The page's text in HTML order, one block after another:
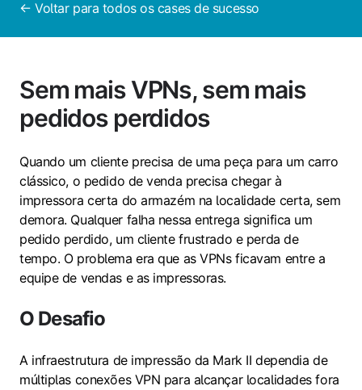
← Voltar para todos os cases de sucesso
Sem mais VPNs, sem mais
pedidos perdidos
Quando um cliente precisa de uma peça para um carro
clássico, o pedido de venda precisa chegar à
impressora certa do armazém na localidade certa, sem
demora. Qualquer falha nessa entrega significa um
pedido perdido, um cliente frustrado e perda de
tempo. O problema era que as VPNs ficavam entre a
equipe de vendas e as impressoras.
O Desafio
A infraestrutura de impressão da Mark II dependia de
múltiplas conexões VPN para alcançar localidades fora